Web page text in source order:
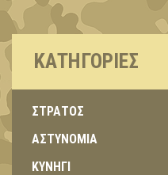
ΚΑΤΗΓΟΡΊΕΣ
ΣΤΡΑΤΟΣ
ΑΣΤΥΝΟΜΙΑ
ΚΥΝΗΓΙ